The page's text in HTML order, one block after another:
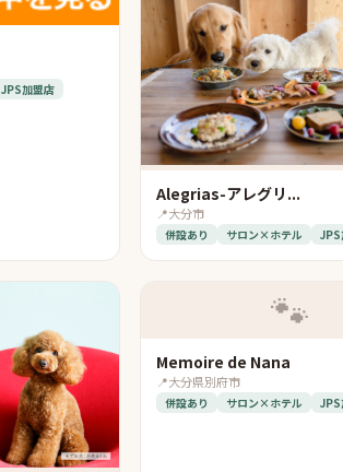
JPS加盟店
Alegrias-アレグリ...
📍大分市
併設あり サロン×ホテル
🐾
Memoire de Nana
📍大分県別府市
併設あり サロン×ホテル